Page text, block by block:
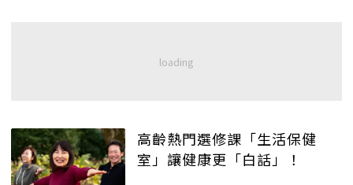
高齡熱門選修課「生活保健
室」讓健康更「白話」！